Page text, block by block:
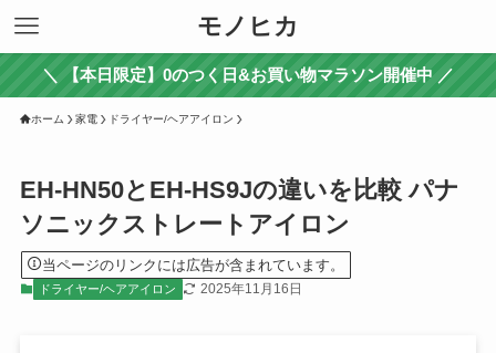
モノヒカ
＼ 【本日限定】0のつく日&お買い物マラソン開催中 ／
ホーム 家電 ドライヤー/ヘアアイロン
EH-HN50とEH-HS9Jの違いを比較 パナ
ソニックストレートアイロン
当ページのリンクには広告が含まれています。
ドライヤー/ヘアアイロン 2025年11月16日